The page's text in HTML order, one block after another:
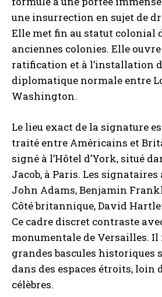
une insurrection en sujet de
Elle met fin au statut colonial
anciennes colonies. Elle
ratification et à l’installation
diplomatique normale entre
Washington.
Le lieu exact de la signature
traité entre Américains et
signé à l’Hôtel d’York, situé
Jacob, à Paris. Les
John Adams, Benjamin
Côté britannique, David
Ce cadre discret contraste
monumentale de Versailles. Il
grandes bascules historiques
dans des espaces étroits, loin
célèbres.